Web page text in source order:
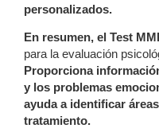
personalizados.
En resumen, el Test
para la evaluación
Proporciona
y los problemas
ayuda a identificar
tratamiento.